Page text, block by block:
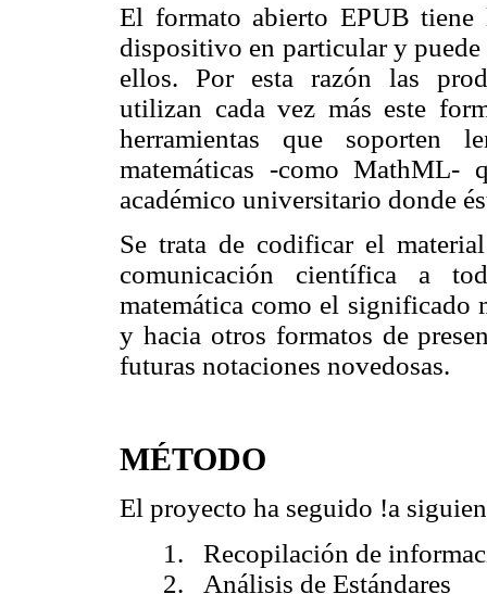
El formato abierto EPUB
dispositivo en particular y puede
ellos. Por esta razón las
utilizan cada vez más este
herramientas que soporten
matemáticas -como MathML-
académico universitario donde
Se trata de codificar el
comunicación científica a
matemática como el significado
y hacia otros formatos de
futuras notaciones novedosas.
MÉTODO
El proyecto ha seguido !a
1. Recopilación de
2. Análisis de Estándares